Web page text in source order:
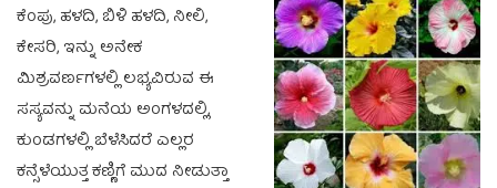
ಕೆಂಪು, ಹಳದಿ, ಬಿಳಿ ಹಳದಿ, ನೀಲಿ,
ಕೇಸರಿ, ಇನ್ನು ಅನೇಕ
ಮಿಶ್ರವರ್ಣಗಳಲ್ಲಿ ಲಭ್ಯವಿರುವ ಈ
ಸಸ್ಯವನ್ನು ಮನೆಯ ಅಂಗಳದಲ್ಲಿ,
ಕುಂಡಗಳಲ್ಲಿ ಬೆಳೆಸಿದರೆ ಎಲ್ಲರ
ಕನ್ಸೆಳೆಯುತ್ತ ಕಣ್ಣಿಗೆ ಮುದ ನೀಡುತ್ತಾ